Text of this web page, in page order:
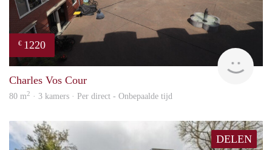
€ 1220
Charles Vos Cour
80 m2 · 3 kamers · Per direct - Onbepaalde tijd
DELEN